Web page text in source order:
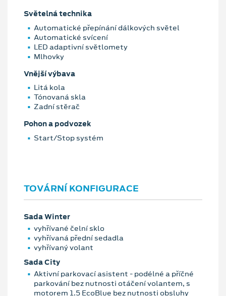
Světelná technika
Automatické přepínání dálkových světel
Automatické svícení
LED adaptivní světlomety
Mlhovky
Vnější výbava
Litá kola
Tónovaná skla
Zadní stěrač
Pohon a podvozek
Start/Stop systém
TOVÁRNÍ KONFIGURACE
Sada Winter
vyhřívané čelní sklo
vyhřívaná přední sedadla
vyhřívaný volant
Sada City
Aktivní parkovací asistent - podélné a příčné
parkování bez nutnosti otáčení volantem, s
motorem 1.5 EcoBlue bez nutnosti obsluhy